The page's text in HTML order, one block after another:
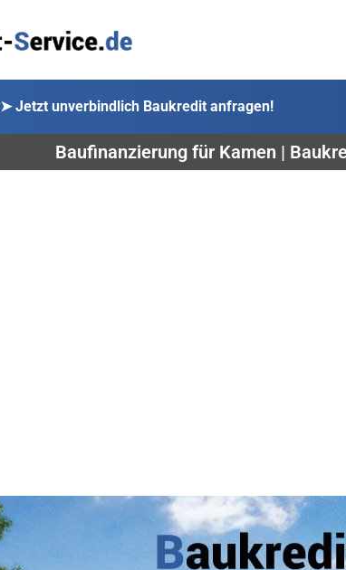
➤ Jetzt unverbindlich Baukredit anfragen!
Baufinanzierung für Kamen |